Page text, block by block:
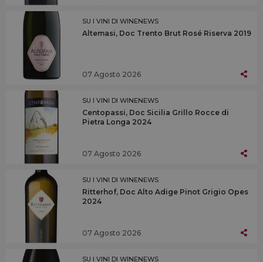
SU I VINI DI WINENEWS
Altemasi, Doc Trento Brut Rosé Riserva 2019
07 Agosto 2026
SU I VINI DI WINENEWS
Centopassi, Doc Sicilia Grillo Rocce di
Pietra Longa 2024
07 Agosto 2026
SU I VINI DI WINENEWS
Ritterhof, Doc Alto Adige Pinot Grigio Opes
2024
07 Agosto 2026
SU I VINI DI WINENEWS